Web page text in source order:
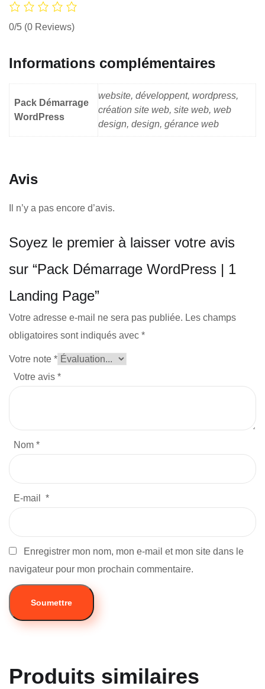
0/5 (0 Reviews)
Informations complémentaires
Pack Démarrage
WordPress
website, développent, wordpress,
création site web, site web, web
design, design, gérance web
Avis
Il n’y a pas encore d’avis.
Soyez le premier à laisser votre avis
sur “Pack Démarrage WordPress | 1
Landing Page”
Votre adresse e-mail ne sera pas publiée. Les champs
obligatoires sont indiqués avec *
Votre note *
Votre avis *
Nom *
E-mail *
Enregistrer mon nom, mon e-mail et mon site dans le
navigateur pour mon prochain commentaire.
Produits similaires